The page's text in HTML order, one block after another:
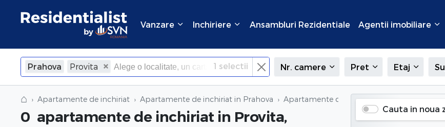
Vanzare Inchiriere Ansambluri Rezidentiale Agentii imobiliare
Prahova Provita
×Inchide
1 selectii Nr. camere Pret Etaj
⌂ Apartamente de inchiriat Apartamente de inchiriat in Prahova Apartamente de inchiriat
0 apartamente de inchiriat in Provita,
Cauta in noua